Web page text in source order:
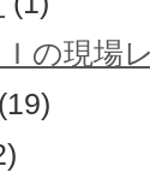
の現場
(19)